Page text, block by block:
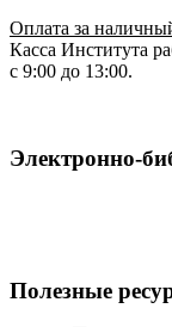
Оплата за
Касса Института
с 9:00 до 13:00.
Электронно-
Полезные